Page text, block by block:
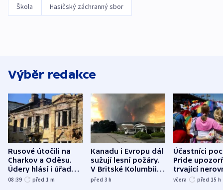
Škola Hasičský záchranný sbor
Výběr redakce
Rusové útočili na
Charkov a Oděsu.
Údery hlásí i úřady v
Bělgorodu
08:39 před 1 m
Kanadu i Evropu dál
sužují lesní požáry.
V Britské Kolumbii
evakuovali tisíce lidí
před 3h
Účastníci
Pride
trvající
včera před 15 h